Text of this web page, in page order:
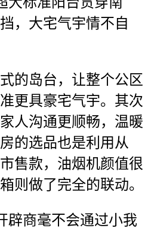
，大宅气宇情不自
岛台，让整个公区
更具豪宅气宇。其次
人沟通更顺畅，温暖
的选品也是利用从
售款，油烟机颜值很
则做了完全的联动。
商毫不会通过小我